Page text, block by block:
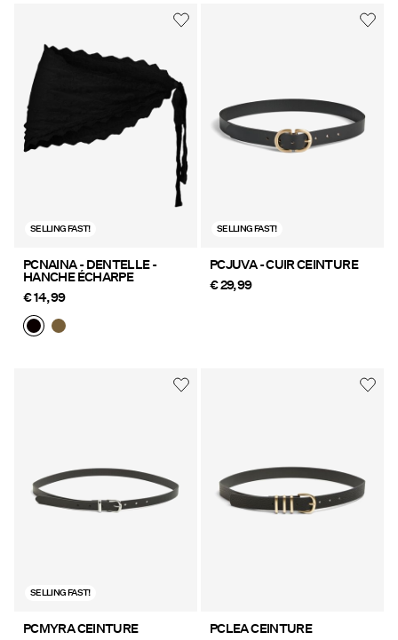
SELLING FAST!
PCNAINA - DENTELLE -
HANCHE ÉCHARPE
€ 14,99
SELLING FAST!
PCJUVA - CUIR CEINTURE
€ 29,99
SELLING FAST!
PCMYRA CEINTURE
PCLEA CEINTURE